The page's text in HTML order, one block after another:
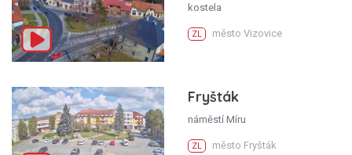
kostela
ZL město Vizovice
Fryšták
náměstí Míru
ZL město Fryšták